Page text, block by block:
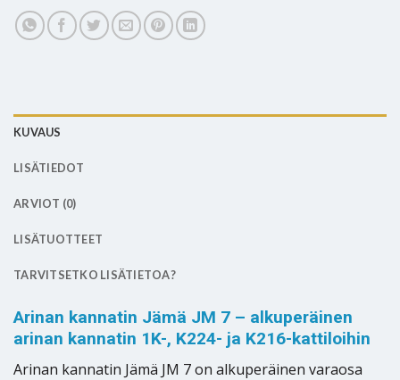
KUVAUS
LISÄTIEDOT
ARVIOT (0)
LISÄTUOTTEET
TARVITSETKO LISÄTIETOA?
Arinan kannatin Jämä JM 7 – alkuperäinen
arinan kannatin 1K-, K224- ja K216-kattiloihin
Arinan kannatin Jämä JM 7 on alkuperäinen varaosa